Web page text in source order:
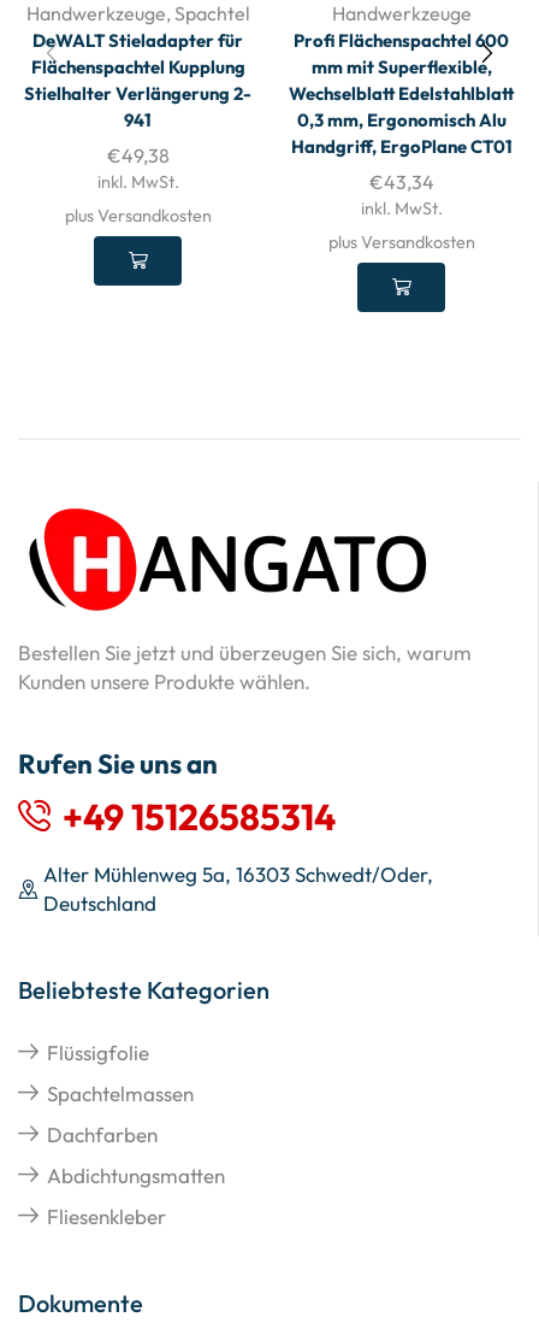
Handwerkzeuge,Spachtel
DeWALT Stieladapter für
Flächenspachtel Kupplung
Stielhalter Verlängerung 2-
941
€49,38
inkl. MwSt.
plus Versandkosten
Handwerkzeuge
Profi Flächenspachtel 600
mm mit Superflexible,
Wechselblatt Edelstahlblatt
0,3 mm, Ergonomisch Alu
Handgriff, ErgoPlane CT01
€43,34
inkl. MwSt.
plus Versandkosten
Bestellen Sie jetzt und überzeugen Sie sich, warum
Kunden unsere Produkte wählen.
Rufen Sie uns an
+49 15126585314
Alter Mühlenweg 5a, 16303 Schwedt/Oder,
Deutschland
Beliebteste Kategorien
Flüssigfolie
Spachtelmassen
Dachfarben
Abdichtungsmatten
Fliesenkleber
Dokumente